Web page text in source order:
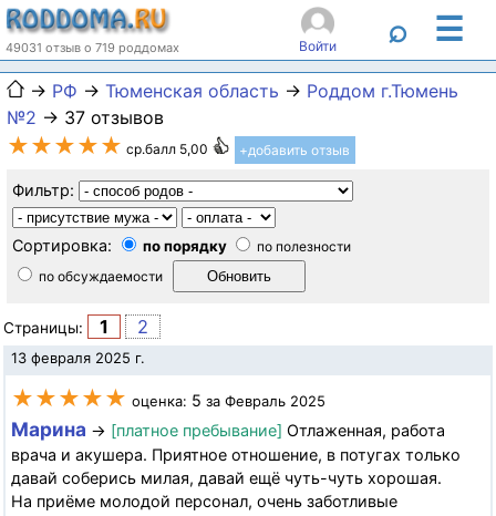
49031 отзыв о 719 роддомах Войти ⌕ ☰
→ РФ → Тюменская область → Роддом г.Тюмень
№2 → 37 отзывов
★★★★★ ср.балл 5,00 +добавить отзыв
Фильтр:
Сортировка: по порядку
по полезности
по обсуждаемости
Страницы: 1 2
13 февраля 2025 г.
★★★★★ оценка: 5 за Февраль 2025
Марина → [платное пребывание] Отлаженная, работа
врача и акушера. Приятное отношение, в потугах только
давай соберись милая, давай ещё чуть-чуть хорошая.
На приёме молодой персонал, очень заботливые